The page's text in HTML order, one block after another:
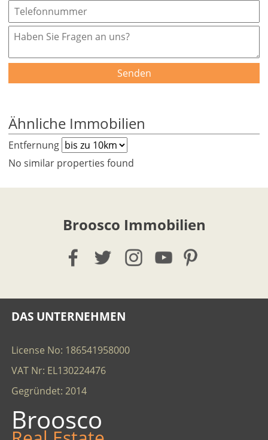
Senden
Ähnliche Immobilien
Entfernung
No similar properties found
Broosco Immobilien
DAS UNTERNEHMEN
License No: 186541958000
VAT Nr: EL130224476
Gegründet: 2014
Broosco